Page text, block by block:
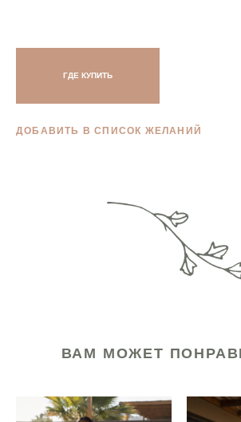
ГДЕ КУПИТЬ
ДОБАВИТЬ В СПИСОК ЖЕЛАНИЙ
ВАМ МОЖЕТ